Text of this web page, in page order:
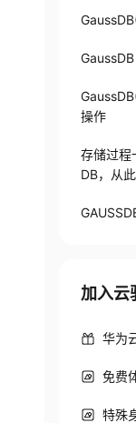
操作
存储过程
DB，从
加入云
华为
免费
特殊